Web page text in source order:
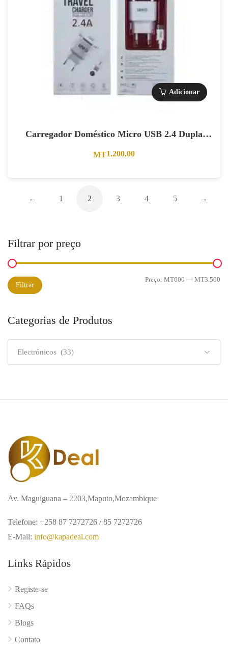
Adicionar
Carregador Doméstico Micro USB 2.4 Dupla
MT1.200,00
← 1 2 3 4 5 →
Filtrar por preço
Preço
Preço
Filtrar
Preço: MT600 — MT3.500
Categorias de Produtos
Electrónicos (33)
Av. Maguiguana – 2203,Maputo,Mozambique
Telefone: +258 87 7272726 / 85 7272726
E-Mail: info@kapadeal.com
Links Rápidos
Registe-se
FAQs
Blogs
Contato